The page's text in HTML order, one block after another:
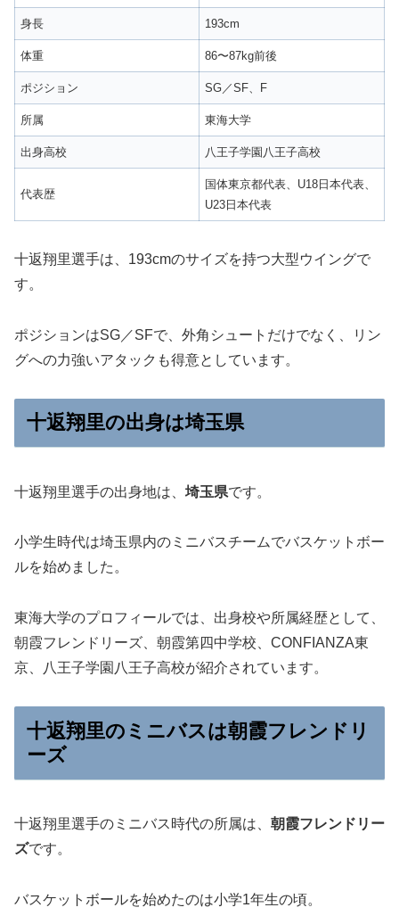
身長 193cm
体重 86〜87kg前後
ポジション SG／SF、F
所属 東海大学
出身高校 八王子学園八王子高校
代表歴
国体東京都代表、U18日本代表、
U23日本代表
十返翔里選手は、193cmのサイズを持つ大型ウイングで
す。
ポジションはSG／SFで、外角シュートだけでなく、リン
グへの力強いアタックも得意としています。
十返翔里の出身は埼玉県
十返翔里選手の出身地は、 埼玉県です。
小学生時代は埼玉県内のミニバスチームでバスケットボー
ルを始めました。
東海大学のプロフィールでは、出身校や所属経歴として、
朝霞フレンドリーズ、朝霞第四中学校、CONFIANZA東
京、八王子学園八王子高校が紹介されています。
十返翔里のミニバスは朝霞フレンドリ
ーズ
十返翔里選手のミニバス時代の所属は、 朝霞フレンドリー
ズです。
バスケットボールを始めたのは小学1年生の頃。